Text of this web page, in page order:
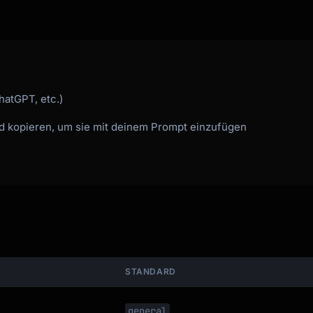
etc.)
kopieren, um sie mit deinem Prompt einzufügen
STANDARD